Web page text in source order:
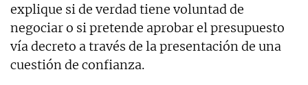
explique si de verdad tiene voluntad de
negociar o si pretende aprobar el presupuesto
vía decreto a través de la presentación de una
cuestión de confianza.